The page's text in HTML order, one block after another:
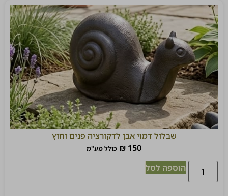
שבלול דמוי אבן לדקורציה פנים וחוץ
₪ 150 כולל מע"מ
הוספה לסל